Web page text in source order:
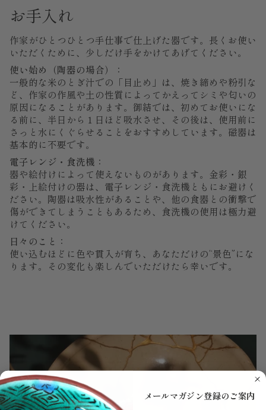
お手入れ
作家がひとつひとつ手仕事で仕上げた器です。長くお使い
いただくために、少しだけ手をかけてあげてください。
使い始め（陶器の場合）：
一般的な米のとぎ汁での「目止め」は、焼き締めや粉引な
ど、作家の作風や土の性質によってかえってシミや匂いの
原因になることがあります。御結では、初めてお使いにな
る前に、半日から１日ほど吸水させ、その後は、使用前に
さっと水にくぐらせることをおすすめしています。磁器は
基本的に不要です。
電子レンジ・食洗機：
器や絵付けによって使えないものがあります。金彩・銀
彩・上絵付けの器は、電子レンジ・食洗機ともにお避けく
ださい。陶器は吸水性があることや、他の食器との衝撃で
傷ができてしまうこともあるため、食洗機の使用は極力避
けてください。
日々のこと：
使い込むほどに色や貫入が育ち、あなただけの“景色”にな
ります。その変化も楽しんでいただけたら幸いです。
メールマガジン登録のご案内